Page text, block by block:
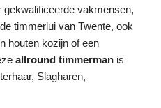
gekwalificeerde vakmensen,
timmerlui van Twente, ook
houten kozijn of een
allround timmerman is
Slagharen,